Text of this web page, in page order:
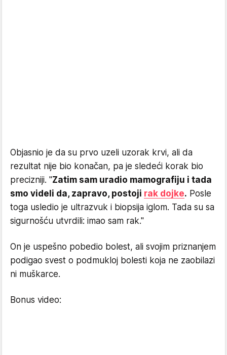
Objasnio je da su prvo uzeli uzorak krvi, ali da
rezultat nije bio konačan, pa je sledeći korak bio
precizniji. "Zatim sam uradio mamografiju i tada
smo videli da, zapravo, postoji rak dojke. Posle
toga usledio je ultrazvuk i biopsija iglom. Tada su sa
sigurnošću utvrdili: imao sam rak."
On je uspešno pobedio bolest, ali svojim priznanjem
podigao svest o podmukloj bolesti koja ne zaobilazi
ni muškarce.
Bonus video: